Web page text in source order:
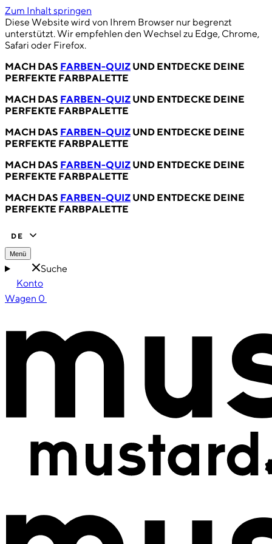
Zum Inhalt springen
Diese Website wird von Ihrem Browser nur begrenzt
unterstützt. Wir empfehlen den Wechsel zu Edge, Chrome,
Safari oder Firefox.
MACH DAS FARBEN-QUIZ UND ENTDECKE DEINE
PERFEKTE FARBPALETTE
MACH DAS FARBEN-QUIZ UND ENTDECKE DEINE
PERFEKTE FARBPALETTE
MACH DAS FARBEN-QUIZ UND ENTDECKE DEINE
PERFEKTE FARBPALETTE
MACH DAS FARBEN-QUIZ UND ENTDECKE DEINE
PERFEKTE FARBPALETTE
MACH DAS FARBEN-QUIZ UND ENTDECKE DEINE
PERFEKTE FARBPALETTE
DE
Menü
Suche
Konto
Wagen 0